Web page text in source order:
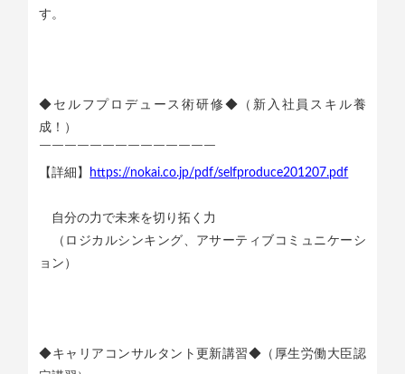
す。
◆セルフプロデュース術研修◆（新入社員スキル養
成！）
￣￣￣￣￣￣￣￣￣￣￣￣￣￣
【詳細】
https://nokai.co.jp/pdf/selfproduce201207.pdf
自分の力で未来を切り拓く力
（ロジカルシンキング、アサーティブコミュニケーシ
ョン）
◆キャリアコンサルタント更新講習◆（厚生労働大臣認